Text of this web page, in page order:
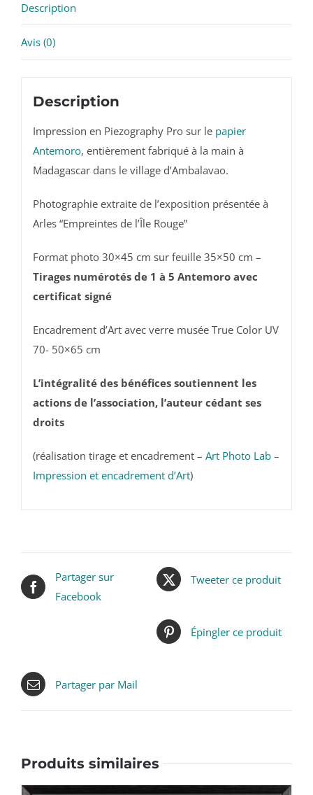
Patrick
Description
Avis (0)
Description
Impression en Piezography Pro sur le papier
Antemoro, entièrement fabriqué à la main à
Madagascar dans le village d’Ambalavao.
Photographie extraite de l’exposition présentée à
Arles “Empreintes de l’Île Rouge”
Format photo 30×45 cm sur feuille 35×50 cm –
Tirages numérotés de 1 à 5 Antemoro avec
certificat signé
Encadrement d’Art avec verre musée True Color UV
70- 50×65 cm
L’intégralité des bénéfices soutiennent les
actions de l’association, l’auteur cédant ses
droits
(réalisation tirage et encadrement – Art Photo Lab –
Impression et encadrement d’Art)
Partager sur
Facebook
Tweeter ce produit
Épingler ce produit
Partager par Mail
Produits similaires